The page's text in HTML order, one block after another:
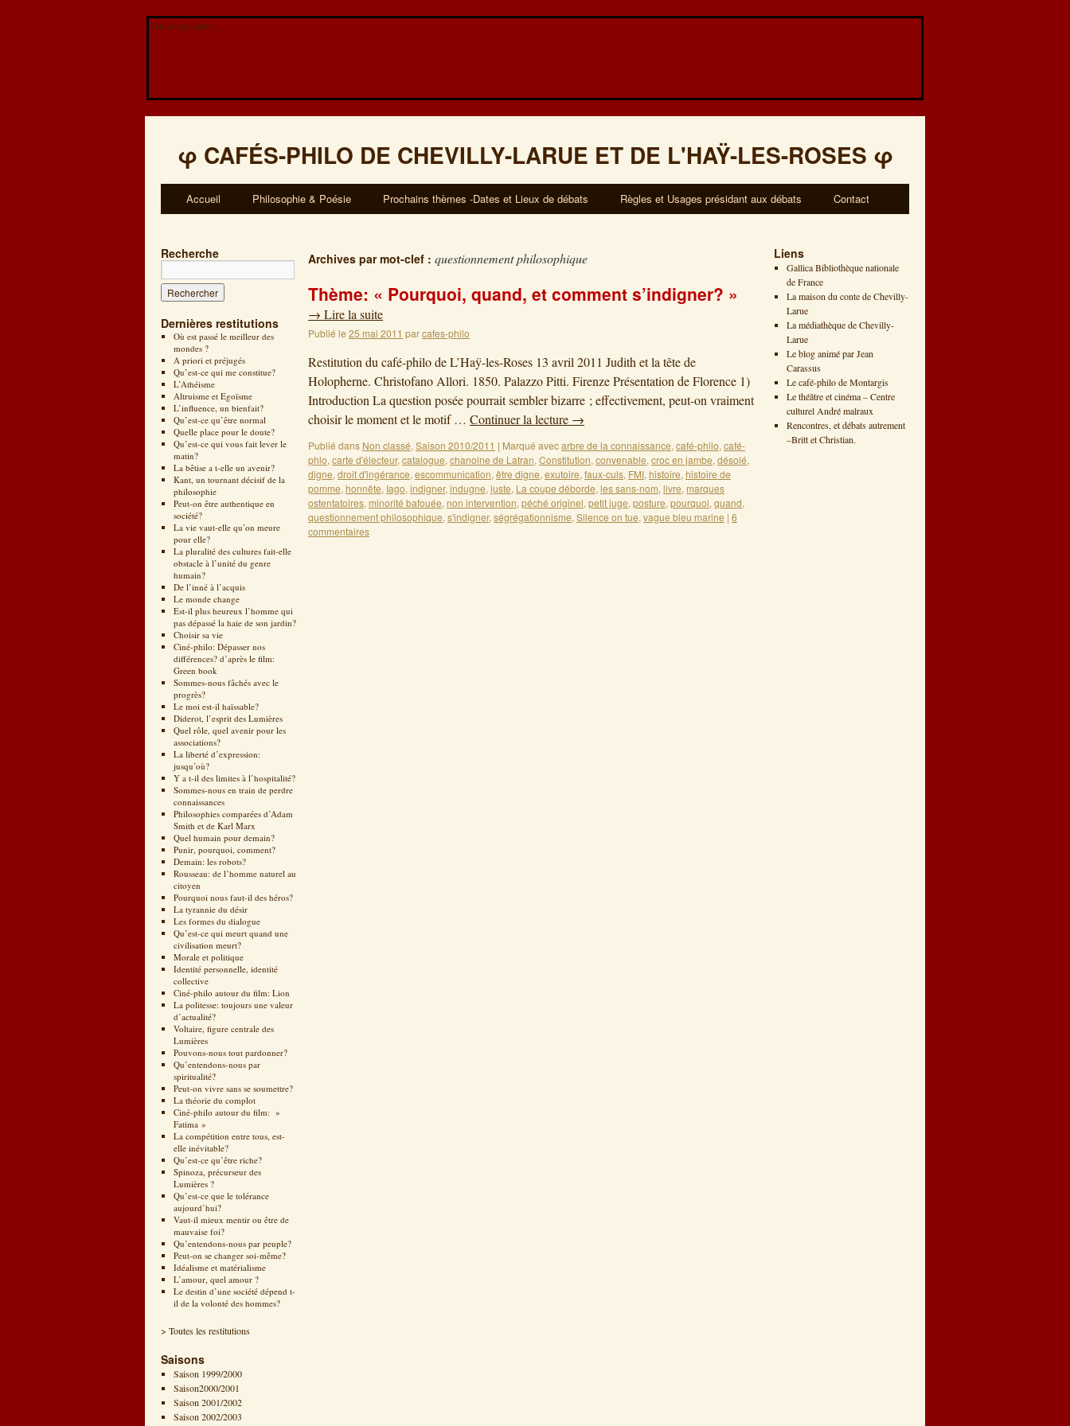
Veuillez patienter...
φ CAFÉS-PHILO DE CHEVILLY-LARUE ET DE L'HAŸ-LES-ROSES φ
Accueil Philosophie & Poésie Prochains thèmes -Dates et Lieux de débats Règles et Usages présidant aux débats Contact
Recherche
Dernières restitutions
Où est passé le meilleur des
mondes ?
A priori et préjugés
Qu’est-ce qui me constitue?
L’Athéisme
Altruisme et Egoïsme
L’influence, un bienfait?
Qu’est-ce qu’être normal
Quelle place pour le doute?
Qu’est-ce qui vous fait lever le
matin?
La bêtise a t-elle un avenir?
Kant, un tournant décisif de la
philosophie
Peut-on être authentique en
société?
La vie vaut-elle qu’on meure
pour elle?
La pluralité des cultures fait-elle
obstacle à l’unité du genre
humain?
De l’inné à l’acquis
Le monde change
Est-il plus heureux l’homme qui
pas dépassé la haie de son jardin?
Choisir sa vie
Ciné-philo: Dépasser nos
différences? d’après le film:
Green book
Sommes-nous fâchés avec le
progrès?
Le moi est-il haïssable?
Diderot, l’esprit des Lumières
Quel rôle, quel avenir pour les
associations?
La liberté d’expression:
jusqu’où?
Y a t-il des limites à l’hospitalité?
Sommes-nous en train de perdre
connaissances
Philosophies comparées d’Adam
Smith et de Karl Marx
Quel humain pour demain?
Punir, pourquoi, comment?
Demain: les robots?
Rousseau: de l’homme naturel au
citoyen
Pourquoi nous faut-il des héros?
La tyrannie du désir
Les formes du dialogue
Qu’est-ce qui meurt quand une
civilisation meurt?
Morale et politique
Identité personnelle, identité
collective
Ciné-philo autour du film: Lion
La politesse: toujours une valeur
d’actualité?
Voltaire, figure centrale des
Lumières
Pouvons-nous tout pardonner?
Qu’entendons-nous par
spiritualité?
Peut-on vivre sans se soumettre?
La théorie du complot
Ciné-philo autour du film: »
Fatima »
La compétition entre tous, est-
elle inévitable?
Qu’est-ce qu’être riche?
Spinoza, précurseur des
Lumières ?
Qu’est-ce que le tolérance
aujourd’hui?
Vaut-il mieux mentir ou être de
mauvaise foi?
Qu’entendons-nous par peuple?
Peut-on se changer soi-même?
Idéalisme et matérialisme
L’amour, quel amour ?
Le destin d’une société dépend t-
il de la volonté des hommes?
> Toutes les restitutions
Saisons
Saison 1999/2000
Saison2000/2001
Saison 2001/2002
Saison 2002/2003
Archives par mot-clef : questionnement philosophique
Thème: « Pourquoi, quand, et comment s’indigner? »
→ Lire la suite
Publié le 25 mai 2011 parcafes-philo
Restitution du café-philo de L’Haÿ-les-Roses 13 avril 2011 Judith et la tête de
Holopherne. Christofano Allori. 1850. Palazzo Pitti. Firenze Présentation de Florence 1)
Introduction La question posée pourrait sembler bizarre ; effectivement, peut-on vraiment
choisir le moment et le motif … Continuer la lecture →
Publié dans Non classé, Saison 2010/2011 | Marqué avecarbre de la connaissance, café-philo, café-
phlo, carte d'électeur, catalogue, chanoine de Latran, Constitution, convenable, croc en jambe, désolé,
digne, droit d'ingérance, escommunication, être digne, exutoire, faux-culs, FMI, histoire, histoire de
pomme, honnête, Iago, indigner, indugne, juste, La coupe déborde, les sans-nom, livre, marques
ostentatoires, minorité bafouée, non intervention, péché originel, petit juge, posture, pourquoi, quand,
questionnement philosophique, s'indigner, ségrégationnisme, Silence on tue, vague bleu marine | 6
commentaires
Liens
Gallica Bibliothèque nationale
de France
La maison du conte de Chevilly-
Larue
La médiathèque de Chevilly-
Larue
Le blog animé par Jean
Carassus
Le café-philo de Montargis
Le théâtre et cinéma – Centre
culturel André malraux
Rencontres, et débats autrement
–Britt et Christian.